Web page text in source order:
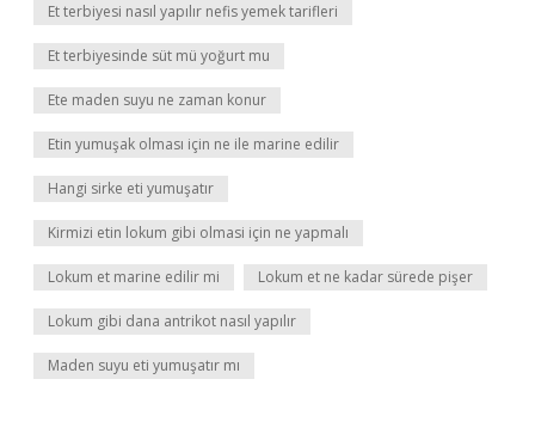
Et terbiyesi nasıl yapılır nefis yemek tarifleri
Et terbiyesinde süt mü yoğurt mu
Ete maden suyu ne zaman konur
Etin yumuşak olması için ne ile marine edilir
Hangi sirke eti yumuşatır
Kirmizi etin lokum gibi olmasi için ne yapmalı
Lokum et marine edilir mi Lokum et ne kadar sürede pişer
Lokum gibi dana antrikot nasıl yapılır
Maden suyu eti yumuşatır mı